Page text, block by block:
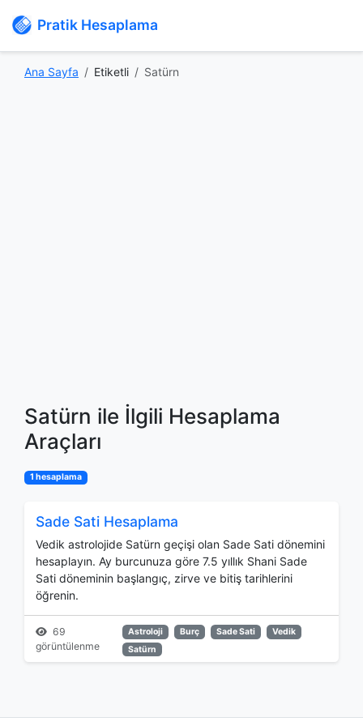
Pratik Hesaplama
Ana Sayfa Etiketli Satürn
Satürn ile İlgili Hesaplama
Araçları
1 hesaplama
Sade Sati Hesaplama
Vedik astrolojide Satürn geçişi olan Sade Sati dönemini
hesaplayın. Ay burcunuza göre 7.5 yıllık Shani Sade
Sati döneminin başlangıç, zirve ve bitiş tarihlerini
öğrenin.
69
görüntülenme
Astroloji Burç Sade Sati
Vedik
Satürn